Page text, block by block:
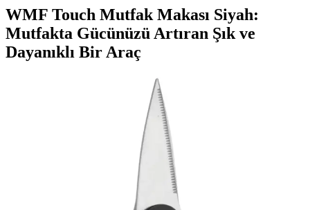
WMF Touch Mutfak Makası Siyah:
Mutfakta Gücünüzü Artıran Şık ve
Dayanıklı Bir Araç